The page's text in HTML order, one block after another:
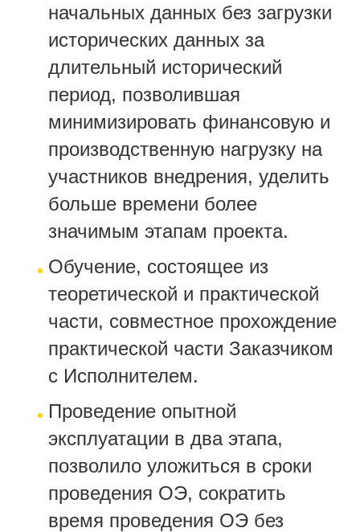
начальных данных без загрузки
исторических данных за
длительный исторический
период, позволившая
минимизировать финансовую и
производственную нагрузку на
участников внедрения, уделить
больше времени более
значимым этапам проекта.
Обучение, состоящее из
теоретической и практической
части, совместное прохождение
практической части Заказчиком
с Исполнителем.
Проведение опытной
эксплуатации в два этапа,
позволило уложиться в сроки
проведения ОЭ, сократить
время проведения ОЭ без